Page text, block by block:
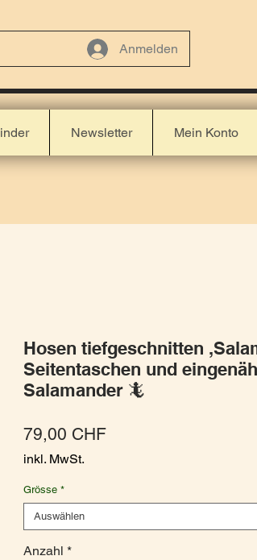
Anmelden
Newsletter Mein Konto
Hosen tiefgeschnitten
Seitentaschen und
Salamander 🦎
79,00 CHFPreis
inkl. MwSt.
Grösse *
Auswählen
Anzahl *